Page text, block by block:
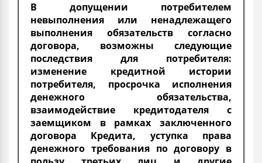
В допущении потребителем
невыполнения или ненадлежащего
выполнения обязательств согласно
договора, возможны следующие
последствия для потребителя:
изменение кредитной истории
потребителя, просрочка исполнения
денежного обязательства,
взаимодействие кредитодателя с
заемщиком в рамках заключенного
договора Кредита, уступка права
денежного требования по договору в